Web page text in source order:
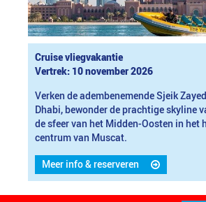
Cruise vliegvakantie
Vertrek: 10 november 2026
Verken de adembenemende Sjeik
Dhabi, bewonder de prachtige skyline
de sfeer van het Midden-Oosten in het
centrum van Muscat.
Meer info & reserveren